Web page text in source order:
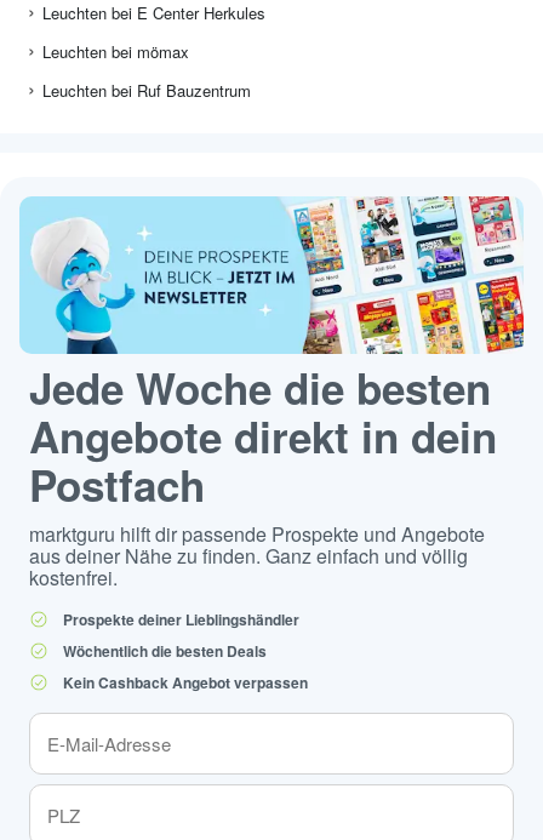
Leuchten bei E Center Herkules
Leuchten bei mömax
Leuchten bei Ruf Bauzentrum
Jede Woche die besten
Angebote direkt in dein
Postfach
marktguru hilft dir passende Prospekte und Angebote
aus deiner Nähe zu finden. Ganz einfach und völlig
kostenfrei.
Prospekte deiner Lieblingshändler
Wöchentlich die besten Deals
Kein Cashback Angebot verpassen